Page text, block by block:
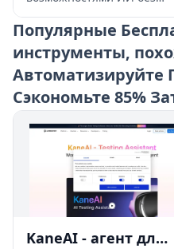
ограничений с
№1 платформой ИИ,
предоставляет
нефильтрованные и
необъективные ответы.
Популярные
инструменты,
Автоматизируйте
Сэкономьте 85%
KaneAI - агент для сквозного тестирования программного обеспечения на базе ИИ